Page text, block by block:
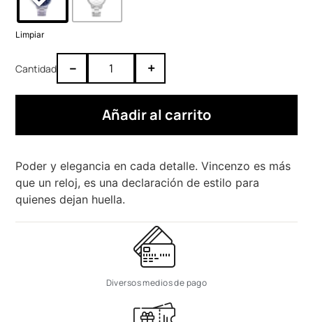
Limpiar
– +
Añadir al carrito
Poder y elegancia en cada detalle. Vincenzo es más
que un reloj, es una declaración de estilo para
quienes dejan huella.
Diversos medios de pago